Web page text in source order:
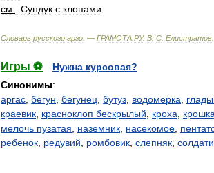
см : Сундук с клопами
Словарь русского арго . — ГРАМОТА РУ. В С Елистратов
Игры ⚽
Нужна курсовая?
Синонимы:
аргас бегун бегунец бутуз водомерка
краевик красноклоп бескрылый кроха крошка
мелочь пузатая
наземник насекомое
ребенок редувий ромбовик слепняк